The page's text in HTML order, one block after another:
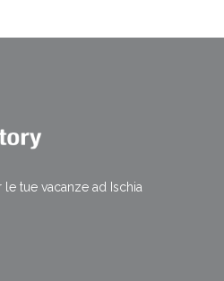
tue vacanze ad Ischia